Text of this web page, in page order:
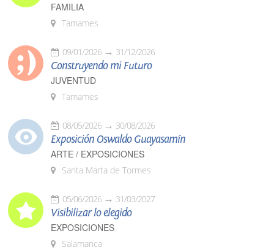
FAMILIA
Tamames
09/01/2026 31/12/2026
Construyendo mi Futuro
JUVENTUD
Tamames
08/05/2026 30/08/2026
Exposición Oswaldo Guayasamín
ARTE / EXPOSICIONES
Santa Marta de Tormes
05/06/2026 31/03/2027
Visibilizar lo elegido
EXPOSICIONES
Salamanca